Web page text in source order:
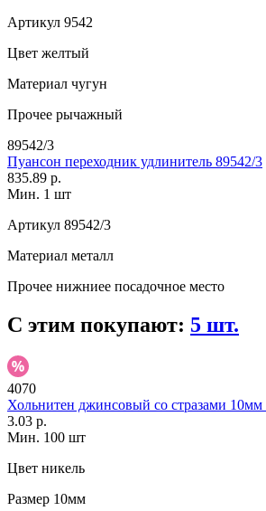
Артикул 9542
Цвет желтый
Материал чугун
Прочее рычажный
89542/3
Пуансон переходник удлинитель 89542/3
835.89 р.
Мин. 1 шт
Артикул 89542/3
Материал металл
Прочее нижниее посадочное место
С этим покупают: 5 шт.
4070
Хольнитен джинсовый со стразами 10мм
3.03 р.
Мин. 100 шт
Цвет никель
Размер 10мм